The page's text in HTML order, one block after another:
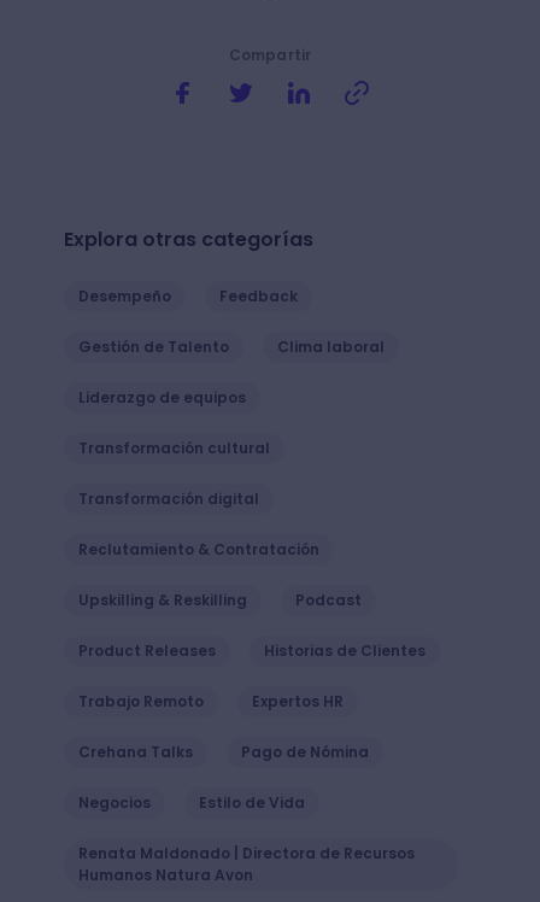
Compartir
Explora otras categorías
Desempeño Feedback
Gestión de Talento Clima laboral
Liderazgo de equipos
Transformación cultural
Transformación digital
Reclutamiento & Contratación
Upskilling & Reskilling Podcast
Product Releases Historias de Clientes
Trabajo Remoto Expertos HR
Crehana Talks Pago de Nómina
Negocios Estilo de Vida
Renata Maldonado | Directora de Recursos
Humanos Natura Avon